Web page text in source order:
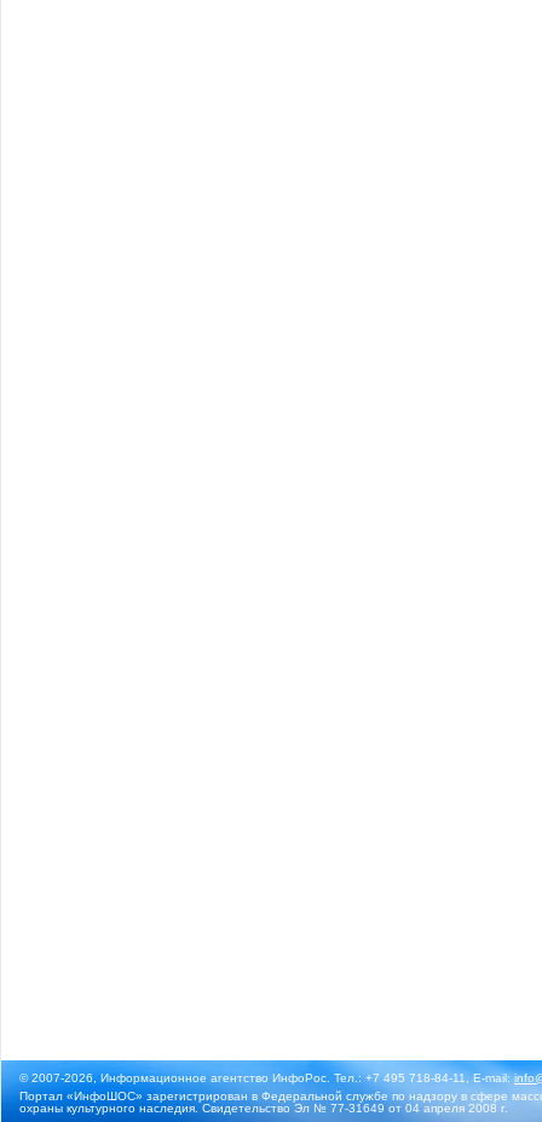
© 2007-2026, Информационное агентство ИнфоРос. Тел.: +7 495 718-84-11, E-mail:
Портал «ИнфоШОС» зарегистрирован в Федеральной службе по надзору в сфере
охраны культурного наследия. Свидетельство Эл № 77-31649 от 04 апреля 2008 г.